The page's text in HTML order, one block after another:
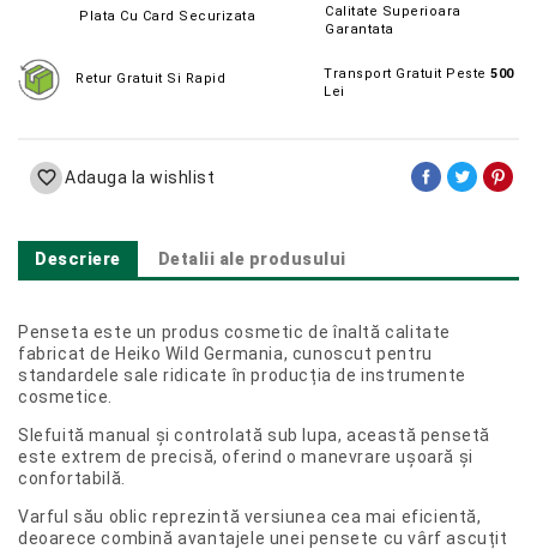
Plata Cu Card Securizata
Calitate Superioara
Garantata
Retur Gratuit Si Rapid Transport Gratuit Peste500
Lei
 Adauga la wishlist
Descriere Detalii ale produsului
Penseta este un produs cosmetic de înaltă calitate
fabricat de Heiko Wild Germania, cunoscut pentru
standardele sale ridicate în producția de instrumente
cosmetice.
Slefuită manual și controlată sub lupa, această pensetă
este extrem de precisă, oferind o manevrare ușoară și
confortabilă.
Varful său oblic reprezintă versiunea cea mai eficientă,
deoarece combină avantajele unei pensete cu vârf ascuțit